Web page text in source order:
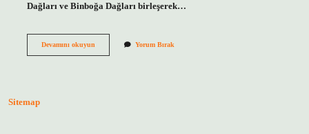
Dağları ve Binboğa Dağları birleşerek…
Devamını okuyunAdana
Yorum Bırak
Sitemap